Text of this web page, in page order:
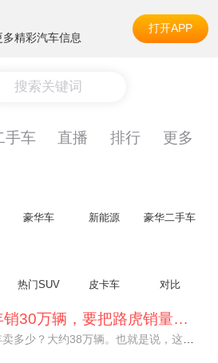
精彩汽车信息
打开APP
搜索关键词
手车 直播 排行 更多
豪华车 新能源 豪华二手车
热门SUV 皮卡车 对比
神行者目标年销30万辆，要把路虎销量翻倍